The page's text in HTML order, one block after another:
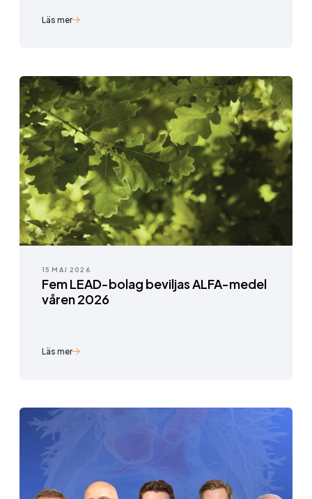
Läs mer
15 MAJ 2026
Fem LEAD-bolag beviljas ALFA-medel
våren 2026
Läs mer